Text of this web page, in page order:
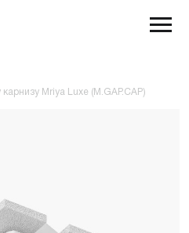
Mriya Luxe (M.GAP.CAP)